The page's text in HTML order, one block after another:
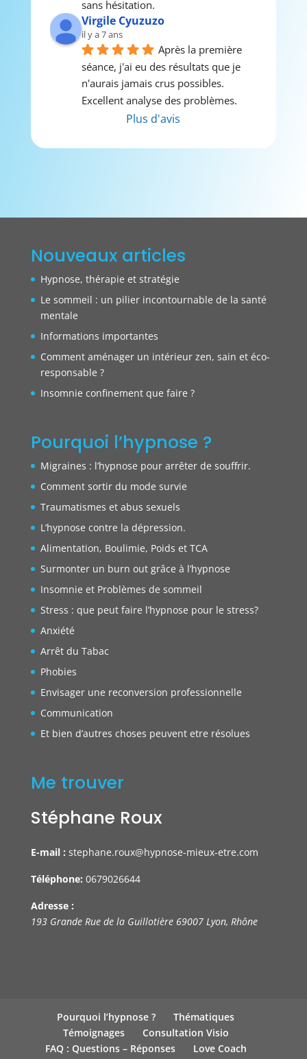
sans hésitation.
Virgile Cyuzuzo
il y a 7 ans
Après la première
séance, j'ai eu des résultats que je
n'aurais jamais crus possibles.
Excellent analyse des problèmes.
Plus d'avis
Nouveaux articles
Hypnose, thérapie et stratégie
Le sommeil : un pilier incontournable de la santé
mentale
Informations importantes
Comment aménager un intérieur zen, sain et éco-
responsable ?
Insomnie confinement que faire ?
Pourquoi l’hypnose ?
Migraines : l’hypnose pour arrêter de souffrir.
Comment sortir du mode survie
Traumatismes et abus sexuels
L’hypnose contre la dépression.
Alimentation, Boulimie, Poids et TCA
Surmonter un burn out grâce à l’hypnose
Insomnie et Problèmes de sommeil
Stress : que peut faire l’hypnose pour le stress?
Anxiété
Arrêt du Tabac
Phobies
Envisager une reconversion professionnelle
Communication
Et bien d’autres choses peuvent etre résolues
Me trouver
Stéphane Roux
E-mail : stephane.roux@hypnose-mieux-etre.com
Téléphone: 0679026644
Adresse :
193 Grande Rue de la Guillotière 69007 Lyon, Rhône
Pourquoi l’hypnose ?
Thématiques
Témoignages
Consultation Visio
FAQ : Questions – Réponses
Love Coach